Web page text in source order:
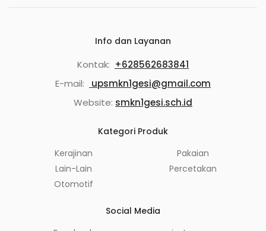
Info dan Layanan
Kontak: +628562683841
E-mail:
upsmkn1gesi@gmail.com
Website: smkn1gesi.sch.id
Kategori Produk
Kerajinan
Lain-Lain
Otomotif
Pakaian
Percetakan
Social Media